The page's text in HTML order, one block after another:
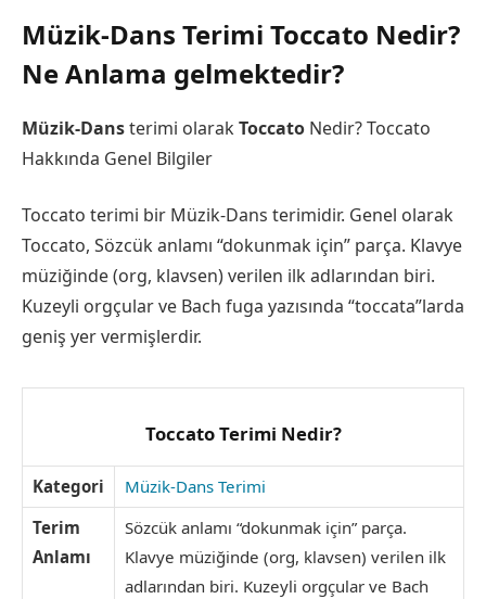
Müzik-Dans Terimi Toccato Nedir?
Ne Anlama gelmektedir?
Müzik-Dansterimi olarakToccato Nedir? Toccato
Hakkında Genel Bilgiler
Toccato terimi bir Müzik-Dans terimidir. Genel olarak
Toccato, Sözcük anlamı “dokunmak için” parça. Klavye
müziğinde (org, klavsen) verilen ilk adlarından biri.
Kuzeyli orgçular ve Bach fuga yazısında “toccata”larda
geniş yer vermişlerdir.
Toccato Terimi Nedir?
Kategori
Müzik-Dans Terimi
Terim
Anlamı
Sözcük anlamı “dokunmak için” parça.
Klavye müziğinde (org, klavsen) verilen ilk
adlarından biri. Kuzeyli orgçular ve Bach